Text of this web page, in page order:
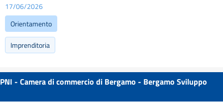
17/06/2026
Orientamento
Imprenditoria
PNI - Camera di commercio di Bergamo - Bergamo Sviluppo